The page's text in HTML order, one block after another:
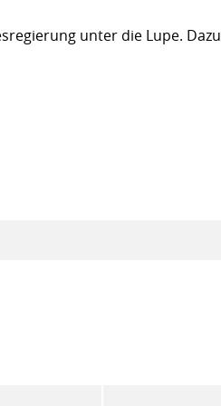
unter die Lupe. Dazu